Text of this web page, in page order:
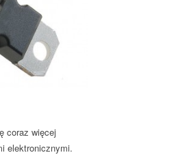
coraz więcej
elektronicznymi.